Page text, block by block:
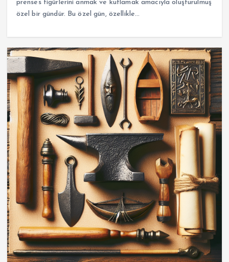
prenses figürlerini anmak ve kutlamak amacıyla oluşturulmuş
özel bir gündür. Bu özel gün, özellikle…